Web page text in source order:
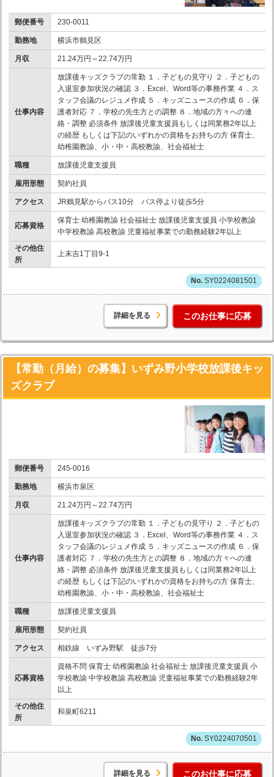
郵便番号 230-0011
勤務地 横浜市鶴見区
月収 21.24万円～22.74万円
仕事内容
放課後キッズクラブの常勤 １．子どもの見守り ２．子どもの
入退室参加状況の確認 ３．Excel、Word等の事務作業 ４．ス
タッフ会議のレジュメ作成 ５．キッズニュースの作成 ６．保
護者対応 ７．学校の先生方との調整 ８．地域の方々への連
絡・調整 必須条件 放課後児童支援員もしくは同業務2年以上
の経歴 もしくは下記のいずれかの資格をお持ちの方 保育士、
幼稚園教諭、小・中・高校教諭、社会福祉士
職種 放課後児童支援員
雇用形態 契約社員
アクセス JR鶴見駅からバス10分 バス停より徒歩5分
応募資格
保育士 幼稚園教諭 社会福祉士 放課後児童支援員 小学校教諭
中学校教諭 高校教諭 児童福祉事業での勤務経験2年以上
その他住
所
上末吉1丁目9-1
SY0224081501
詳細を見る このお仕事に応募
【常勤（月給）の募集】いずみ野小学校放課後キッ
ズクラブ
郵便番号 245-0016
勤務地 横浜市泉区
月収 21.24万円～22.74万円
仕事内容
放課後キッズクラブの常勤 １．子どもの見守り ２．子どもの
入退室参加状況の確認 ３．Excel、Word等の事務作業 ４．ス
タッフ会議のレジュメ作成 ５．キッズニュースの作成 ６．保
護者対応 ７．学校の先生方との調整 ８．地域の方々への連
絡・調整 必須条件 放課後児童支援員もしくは同業務2年以上
の経歴 もしくは下記のいずれかの資格をお持ちの方 保育士、
幼稚園教諭、小・中・高校教諭、社会福祉士
職種 放課後児童支援員
雇用形態 契約社員
アクセス 相鉄線 いずみ野駅 徒歩7分
応募資格
資格不問 保育士 幼稚園教諭 社会福祉士 放課後児童支援員 小
学校教諭 中学校教諭 高校教諭 児童福祉事業での勤務経験2年
以上
その他住
所
和泉町6211
SY0224070501
詳細を見る このお仕事に応募